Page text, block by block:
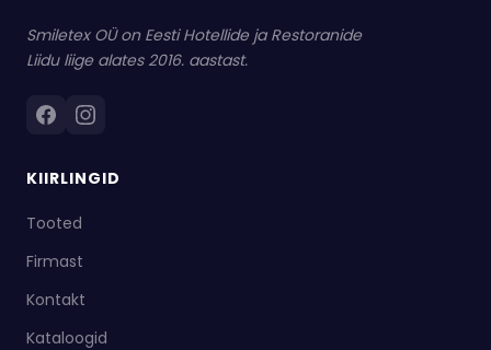
Smiletex OÜ on Eesti Hotellide ja Restoranide
Liidu liige alates 2016. aastast.
KIIRLINGID
Tooted
Firmast
Kontakt
Kataloogid